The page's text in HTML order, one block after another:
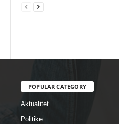
POPULAR CATEGORY
Aktualitet
Politike